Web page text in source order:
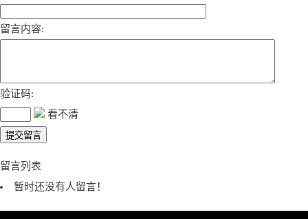
留言内容:
验证码:
看不清
留言列表
暂时还没有人留言！